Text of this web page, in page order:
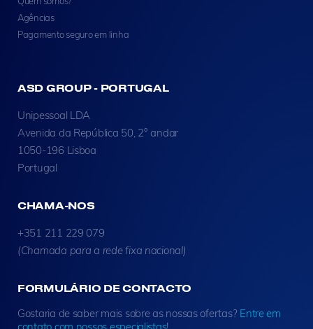
Agências
Pagamento seguro em linha
ASD GROUP - PORTUGAL
Unipessoal LDA
Avenida da República 50, 2° andar
1050-196 Lisboa
Portugal
CHAMA-NOS
+351 211 229 079
(Chamada para a rede fixa nacional)
FORMULÁRIO DE CONTACTO
Gostaria de saber mais sobre as nossas ofertas? Entre em